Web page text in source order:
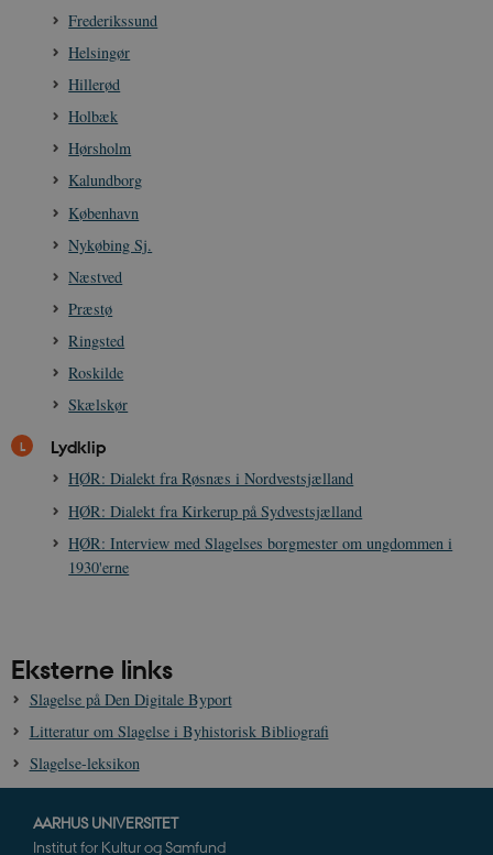
Frederikssund
Helsingør
Hillerød
Holbæk
Hørsholm
Kalundborg
København
Nykøbing Sj.
Næstved
Præstø
Ringsted
Roskilde
Skælskør
Lydklip
HØR: Dialekt fra Røsnæs i Nordvestsjælland
HØR: Dialekt fra Kirkerup på Sydvestsjælland
HØR: Interview med Slagelses borgmester om ungdommen i
1930'erne
Eksterne links
Slagelse på Den Digitale Byport
Litteratur om Slagelse i Byhistorisk Bibliografi
Slagelse-leksikon
AARHUS UNIVERSITET
Institut for Kultur og Samfund
sp_landing
JSESSIONID